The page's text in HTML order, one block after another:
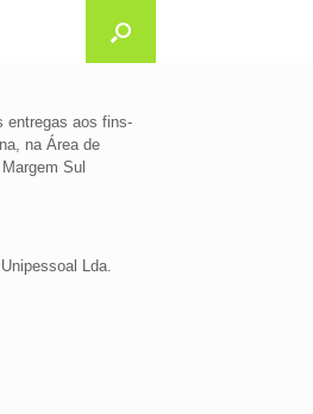
entregas aos fins-
na Área de
Sul
Lda.